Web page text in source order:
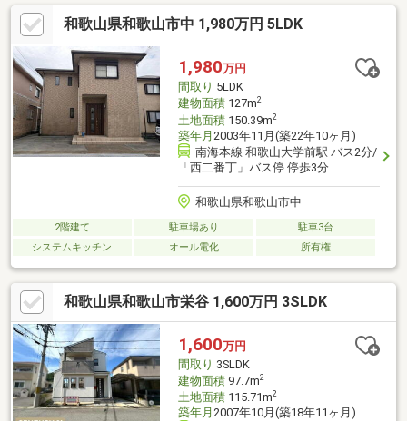
和歌山県和歌山市中 1,980万円 5LDK
1,980万円
間取り 5LDK
建物面積127m2
土地面積150.39m2
築年月 2003年11月(築22年10ヶ月)
南海本線 和歌山大学前駅 バス2分/
「西二番丁」バス停 停歩3分
和歌山県和歌山市中
2階建て 駐車場あり
駐車3台
システムキッチン
オール電化 所有権
和歌山県和歌山市栄谷 1,600万円 3SLDK
1,600万円
間取り 3SLDK
建物面積97.7m2
土地面積115.71m2
築年月 2007年10月(築18年11ヶ月)